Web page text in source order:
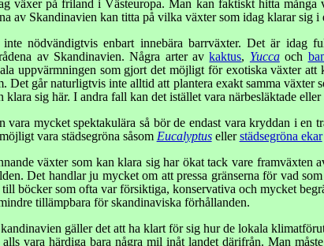
växer på friland i Västeuropa. Man kan faktiskt hitta
av Skandinavien kan titta på vilka växter som idag klarar sig i
inte nödvändigtvis enbart innebära barrväxter. Det är idag
av Skandinavien. Några arter avkaktus, Yuccaoch
uppvärmningen som gjort det möjligt för exotiska växter
Det går naturligtvis inte alltid att plantera exakt samma
sig här. I andra fall kan det istället vara närbesläktade
vara mycket spektakulära så bör de endast vara kryddan i en
vara städsegröna såsom Eucalyptusellerstädsegröna ekar
växter som kan klara sig har ökat tack vare
Det handlar ju mycket om att pressa gränserna för vad
böcker som ofta var försiktiga, konservativa och mycket
tillämpbara för skandinaviska förhållanden.
gäller det att ha klart för sig hur de lokala
vara härdiga bara några mil inåt landet därifrån. Man